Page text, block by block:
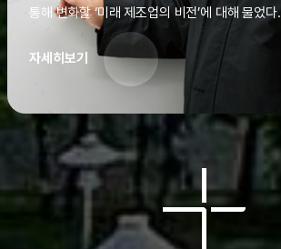
통해 변화할 ‘미래 제조업의 비전’에 대해 물었다.
자세히보기